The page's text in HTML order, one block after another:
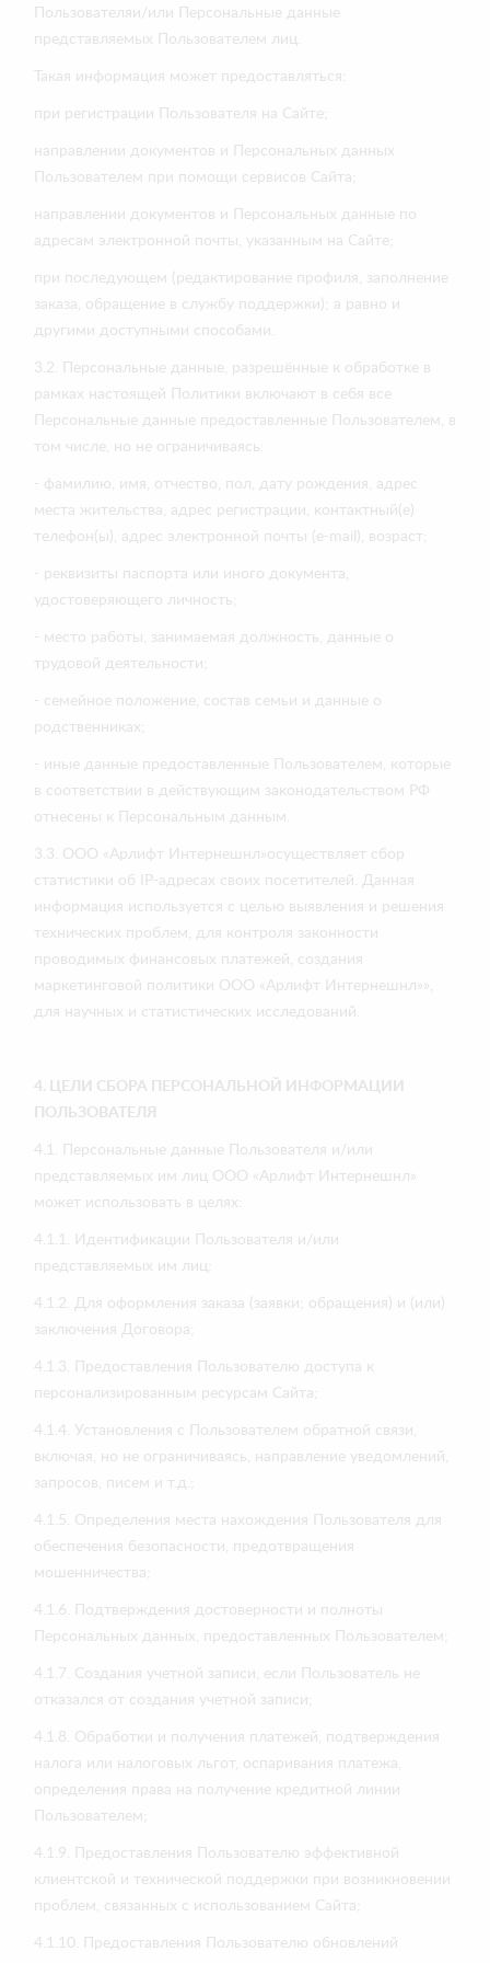
Пользователяи/или Персональные данные
представляемых Пользователем лиц.
Такая информация может предоставляться:
при регистрации Пользователя на Сайте;
направлении документов и Персональных данных
Пользователем при помощи сервисов Сайта;
направлении документов и Персональных данные по
адресам электронной почты, указанным на Сайте;
при последующем (редактирование профиля, заполнение
заказа, обращение в службу поддержки); а равно и
другими доступными способами.
3.2. Персональные данные, разрешённые к обработке в
рамках настоящей Политики включают в себя все
Персональные данные предоставленные Пользователем, в
том числе, но не ограничиваясь:
- фамилию, имя, отчество, пол, дату рождения, адрес
места жительства, адрес регистрации, контактный(е)
телефон(ы), адрес электронной почты (e-mail), возраст;
- реквизиты паспорта или иного документа,
удостоверяющего личность;
- место работы, занимаемая должность, данные о
трудовой деятельности;
- семейное положение, состав семьи и данные о
родственниках;
- иные данные предоставленные Пользователем, которые
в соответствии в действующим законодательством РФ
отнесены к Персональным данным.
3.3. ООО «Арлифт Интернешнл»осуществляет сбор
статистики об IP-адресах своих посетителей. Данная
информация используется с целью выявления и решения
технических проблем, для контроля законности
проводимых финансовых платежей, создания
маркетинговой политики ООО «Арлифт Интернешнл»»,
для научных и статистических исследований.
4. ЦЕЛИ СБОРА ПЕРСОНАЛЬНОЙ ИНФОРМАЦИИ
ПОЛЬЗОВАТЕЛЯ
4.1. Персональные данные Пользователя и/или
представляемых им лиц ООО «Арлифт Интернешнл»
может использовать в целях:
4.1.1. Идентификации Пользователя и/или
представляемых им лиц;
4.1.2. Для оформления заказа (заявки; обращения) и (или)
заключения Договора;
4.1.3. Предоставления Пользователю доступа к
персонализированным ресурсам Сайта;
4.1.4. Установления с Пользователем обратной связи,
включая, но не ограничиваясь, направление уведомлений,
запросов, писем и т.д.;
4.1.5. Определения места нахождения Пользователя для
обеспечения безопасности, предотвращения
мошенничества;
4.1.6. Подтверждения достоверности и полноты
Персональных данных, предоставленных Пользователем;
4.1.7. Создания учетной записи, если Пользователь не
отказался от создания учетной записи;
4.1.8. Обработки и получения платежей, подтверждения
налога или налоговых льгот, оспаривания платежа,
определения права на получение кредитной линии
Пользователем;
4.1.9. Предоставления Пользователю эффективной
клиентской и технической поддержки при возникновении
проблем, связанных с использованием Сайта;
4.1.10. Предоставления Пользователю обновлений